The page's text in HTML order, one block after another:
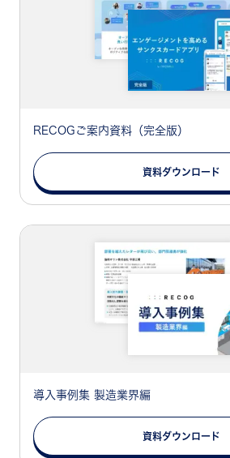
RECOGご案内資料（完全版）
資料ダウンロード
導入事例集 製造業界編
資料ダウンロード